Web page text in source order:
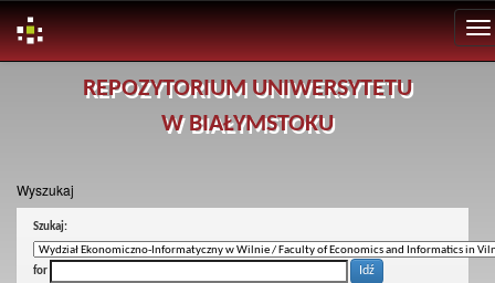
REPOZYTORIUM UNIWERSYTETU
W BIAŁYMSTOKU
Wyszukaj
Szukaj:
for